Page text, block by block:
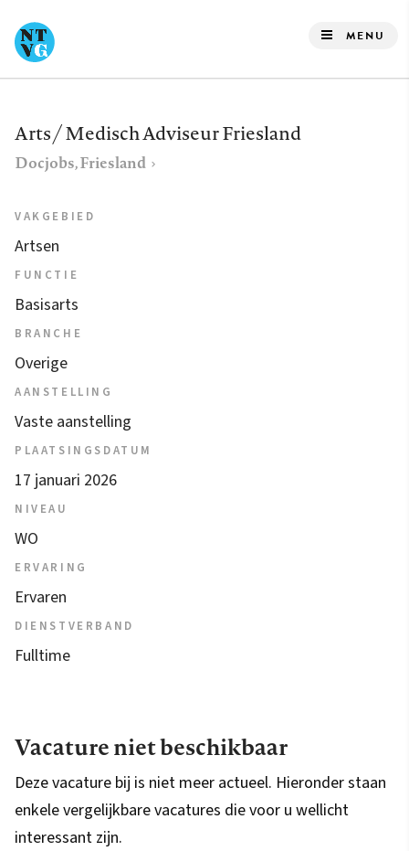
naar
de
gaan
MENU
Arts / Medisch Adviseur Friesland
Docjobs, Friesland
VAKGEBIED
Artsen
FUNCTIE
Basisarts
BRANCHE
Overige
AANSTELLING
Vaste aanstelling
PLAATSINGSDATUM
17 januari 2026
NIVEAU
WO
ERVARING
Ervaren
DIENSTVERBAND
Fulltime
Vacature niet beschikbaar
Deze vacature bij is niet meer actueel. Hieronder staan
enkele vergelijkbare vacatures die voor u wellicht
interessant zijn.